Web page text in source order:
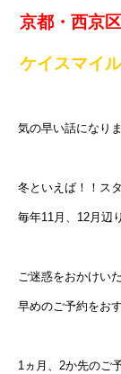
京都・西京区
ケイスマイル
気の早い話になり
冬といえば！！ス
毎年11月、12月辺
ご迷惑をおかけい
早めのご予約をお
1ヵ月、2か先のご